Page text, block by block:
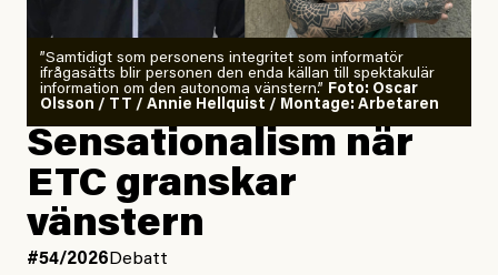
”Samtidigt som personens integritet som informatör
ifrågasätts blir personen den enda källan till spektakulär
information om den autonoma vänstern.” Foto: Oscar
Olsson / TT / Annie Hellquist / Montage: Arbetaren
Sensationalism när
ETC granskar
vänstern
#54/2026Debatt